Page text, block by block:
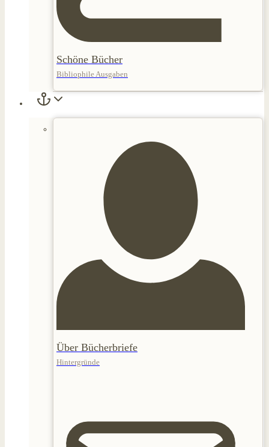
Schöne Bücher
Bibliophile Ausgaben
Über Bücherbriefe
Hintergründe